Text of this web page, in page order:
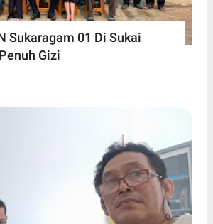
Sukaragam 01 Di Sukai
Gizi